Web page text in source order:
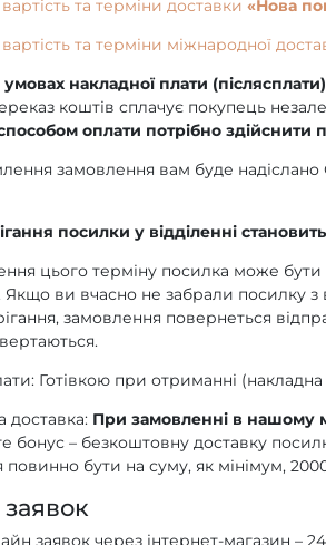
та терміни доставки «Нова
та терміни міжнародної
накладної плати (післясплати)
коштів сплачує покупець
оплати потрібно здійснити
замовлення вам буде
посилки у відділенні
цього терміну посилка може
ви вчасно не забрали посилку з
замовлення повернеться
Готівкою при отриманні
доставка: При замовленні в нашому
бонус – безкоштовну доставку
бути на суму, як мінімум,
заявок через інтернет-магазин –